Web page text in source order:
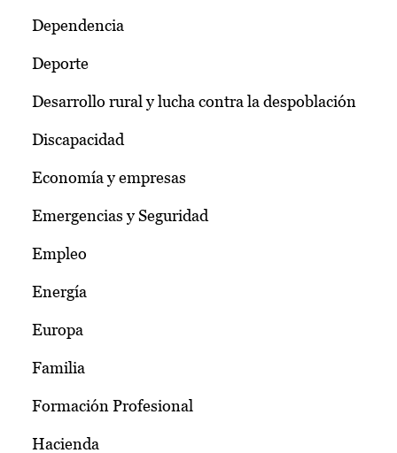
Dependencia
Deporte
Desarrollo rural y lucha contra la despoblación
Discapacidad
Economía y empresas
Emergencias y Seguridad
Empleo
Energía
Europa
Familia
Formación Profesional
Hacienda